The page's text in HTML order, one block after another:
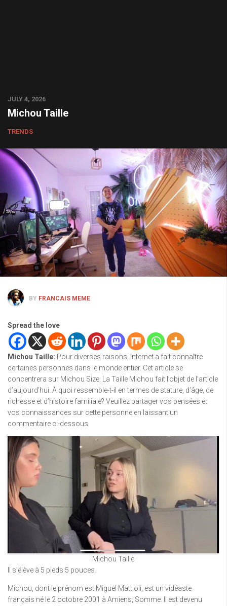
JULY 4, 2026
Michou Taille
TRENDS
BY FRANCAIS MEME
Spread the love
Michou Taille: Pour diverses raisons, Internet a fait connaître
certaines personnes dans le monde entier. Cet article se
concentrera sur Michou Size. La Taille Michou fait l’objet de l’article
d’aujourd’hui. À quoi ressemble-t-il en termes de stature, d’âge, de
richesse et d’histoire familiale? Veuillez partager vos pensées et
vos connaissances sur cette personne en laissant un
commentaire ci-dessous.
Michou Taille
Il s’élève à 5 pieds 5 pouces.
Michou, dont le prénom est Miguel Mattioli, est un vidéaste
français né le 2 octobre 2001 à Amiens, Somme. Il est devenu